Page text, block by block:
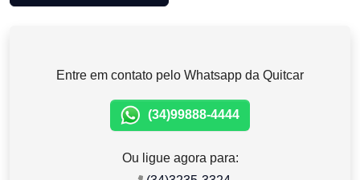
Entre em contato pelo Whatsapp da Quitcar
(34)99888-4444
Ou ligue agora para: